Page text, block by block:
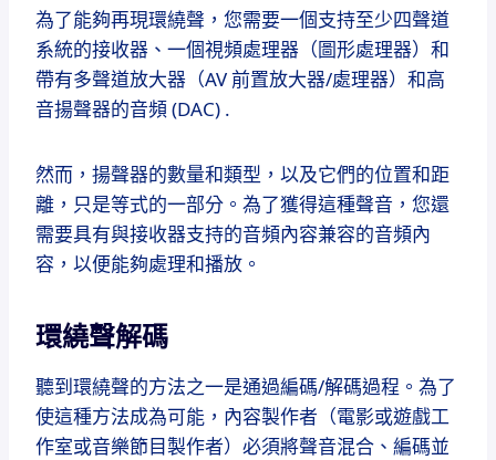
為了能夠再現環繞聲，您需要一個支持至少四聲道
系統的接收器、一個視頻處理器（圖形處理器）和
帶有多聲道放大器（AV 前置放大器/處理器）和高
音揚聲器的音頻 (DAC) .
然而，揚聲器的數量和類型，以及它們的位置和距
離，只是等式的一部分。 為了獲得這種聲音，您還
需要具有與接收器支持的音頻內容兼容的音頻內
容，以便能夠處理和播放。
環繞聲解碼
聽到環繞聲的方法之一是通過編碼/解碼過程。 為了
使這種方法成為可能，內容製作者（電影或遊戲工
作室或音樂節目製作者）必須將聲音混合、編碼並